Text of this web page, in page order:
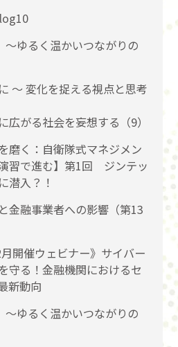
～ゆるく温かいつながりの
〜 変化を捉える視点と思考
広がる社会を妄想する（9）
磨く：自衛隊式マネジメン
習で進む】第1回 ジンテッ
潜入？！
金融事業者への影響（第13
開催ウェビナー》サイバー
守る！金融機関におけるセ
新動向
～ゆるく温かいつながりの